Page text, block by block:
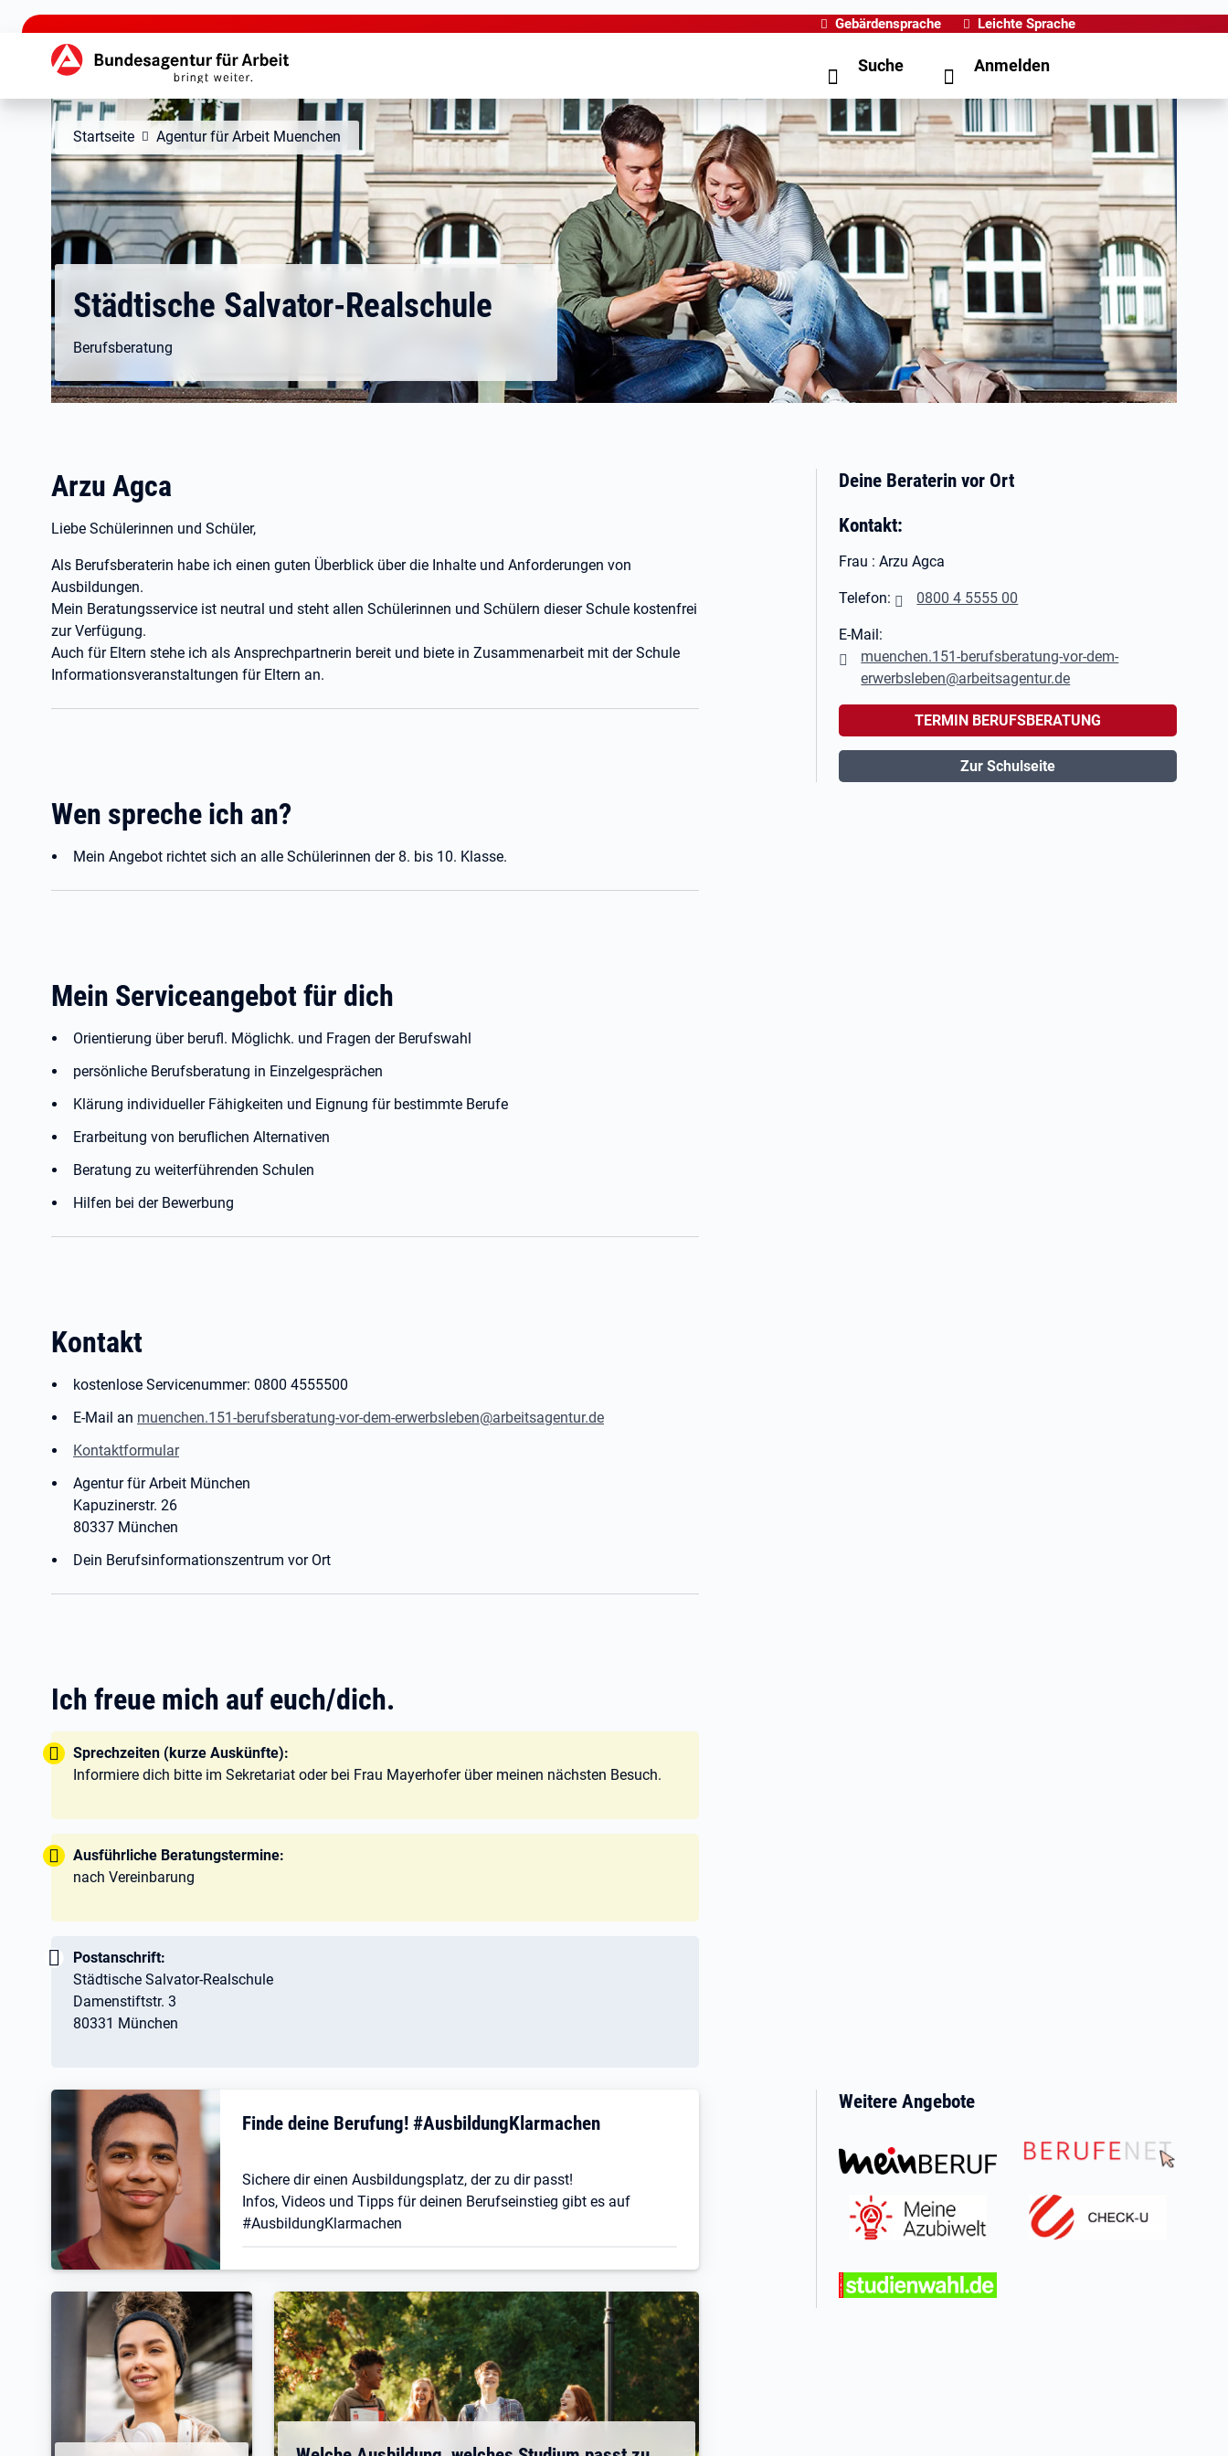
zu den Hauptinhalten springen
Gebärdensprache Leichte Sprache
Hauptnavigation Suche Anmelden
Startseite Agentur für Arbeit Muenchen
Städtische Salvator-Realschule
Berufsberatung
Arzu Agca
Liebe Schülerinnen und Schüler,
Als Berufsberaterin habe ich einen guten Überblick über die Inhalte und Anforderungen von
Ausbildungen.
Mein Beratungsservice ist neutral und steht allen Schülerinnen und Schülern dieser Schule kostenfrei
zur Verfügung.
Auch für Eltern stehe ich als Ansprechpartnerin bereit und biete in Zusammenarbeit mit der Schule
Informationsveranstaltungen für Eltern an.
Wen spreche ich an?
Mein Angebot richtet sich an alle Schülerinnen der 8. bis 10. Klasse.
Mein Serviceangebot für dich
Orientierung über berufl. Möglichk. und Fragen der Berufswahl
persönliche Berufsberatung in Einzelgesprächen
Klärung individueller Fähigkeiten und Eignung für bestimmte Berufe
Erarbeitung von beruflichen Alternativen
Beratung zu weiterführenden Schulen
Hilfen bei der Bewerbung
Kontakt
kostenlose Servicenummer: 0800 4555500
E-Mail an muenchen.151-berufsberatung-vor-dem-erwerbsleben@arbeitsagentur.de
Kontaktformular
Agentur für Arbeit München
Kapuzinerstr. 26
80337 München
Dein Berufsinformationszentrum vor Ort
Ich freue mich auf euch/dich.
Tipp:
Sprechzeiten (kurze Auskünfte):
Informiere dich bitte im Sekretariat oder bei Frau Mayerhofer über meinen nächsten Besuch.
Tipp:
Ausführliche Beratungstermine:
nach Vereinbarung
Wichtig:
Postanschrift:
Städtische Salvator-Realschule
Damenstiftstr. 3
80331 München
Deine Beraterin vor Ort
Kontakt:
Frau : Arzu Agca
Telefon: 0800 4 5555 00
E-Mail:
muenchen.151-berufsberatung-vor-dem-
erwerbsleben@arbeitsagentur.de
TERMIN BERUFSBERATUNG
Zur Schulseite
Finde deine Berufung! #AusbildungKlarmachen
Sichere dir einen Ausbildungsplatz, der zu dir passt!
Infos, Videos und Tipps für deinen Berufseinstieg gibt es auf
#AusbildungKlarmachen
Weitere Angebote